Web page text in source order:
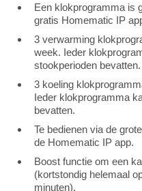
Een klokprogramma is
gratis Homematic IP
3 verwarming
week. Ieder
stookperioden bevatten.
3 koeling
Ieder klokprogramma
bevatten.
Te bedienen via de
de Homematic IP app.
Boost functie om een
(kortstondig helemaal
minuten).